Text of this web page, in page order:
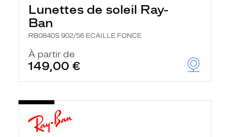
Lunettes de soleil Ray-
Ban
RB0840S 902/56 ECAILLE FONCE
À partir de
149,00 €